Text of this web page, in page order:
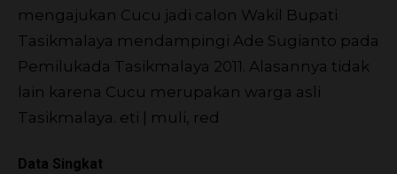
mengajukan Cucu jadi calon Wakil Bupati
Tasikmalaya mendampingi Ade Sugianto pada
Pemilukada Tasikmalaya 2011. Alasannya tidak
lain karena Cucu merupakan warga asli
Tasikmalaya. eti | muli, red
Data Singkat